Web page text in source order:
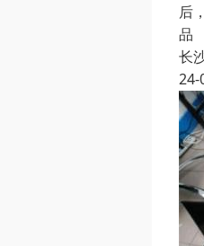
后
品
长
24-